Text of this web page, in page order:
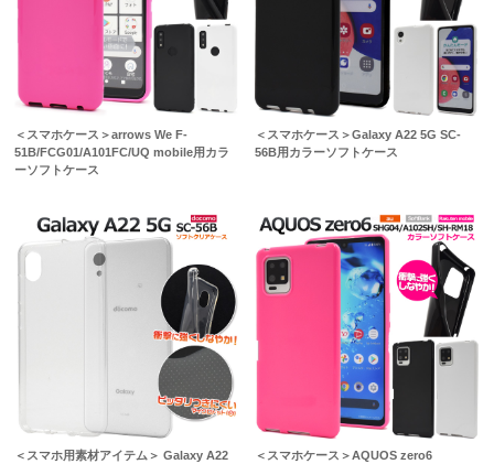
＜スマホケース＞arrows We F-
51B/FCG01/A101FC/UQ mobile用カラ
ーソフトケース
＜スマホケース＞Galaxy A22 5G SC-
56B用カラーソフトケース
＜スマホ用素材アイテム＞ Galaxy A22
＜スマホケース＞AQUOS zero6